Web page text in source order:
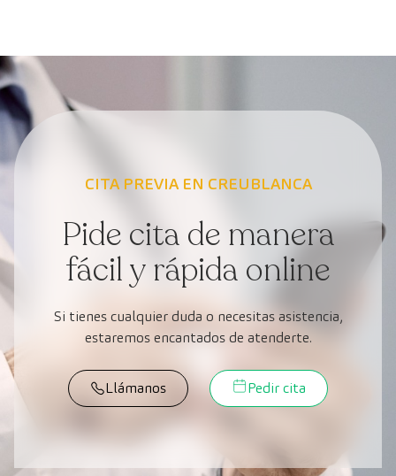
CITA PREVIA EN CREUBLANCA
Pide cita de manera
fácil y rápida online
Si tienes cualquier duda o necesitas asistencia,
estaremos encantados de atenderte.
Llámanos Pedir cita